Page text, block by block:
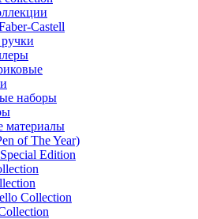
Castell
наборы
материалы
of The Year)
Edition
Collection